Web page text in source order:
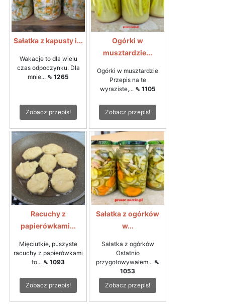
Sałatka z kapusty i...
Wakacje to dla wielu
czas odpoczynku. Dla
mnie... ⇖ 1265
Zobacz przepis!
Ogórki w
musztardzie...
Ogórki w musztardzie
Przepis na te
wyraziste,... ⇖ 1105
Zobacz przepis!
Racuchy z
papierówkami...
Mięciutkie, puszyste
racuchy z papierówkami
to... ⇖ 1093
Zobacz przepis!
Sałatka z ogórków
w...
Sałatka z ogórków
Ostatnio
przygotowywałem... ⇖
1053
Zobacz przepis!